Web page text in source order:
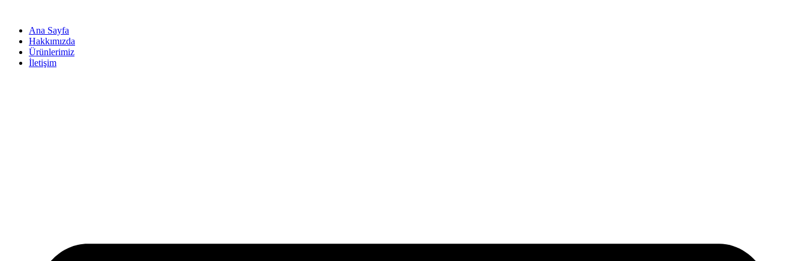
Ana Sayfa
Hakkımızda
Ürünlerimiz
İletişim